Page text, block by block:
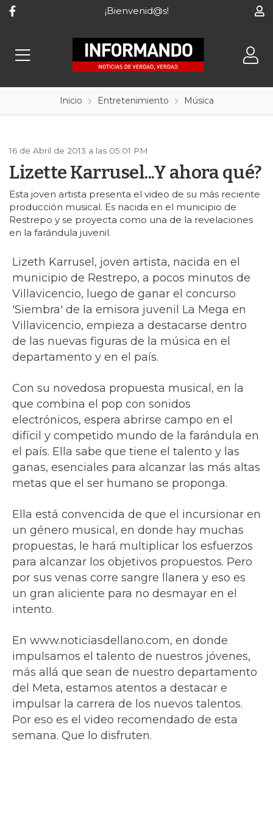
¡Bienvenid@s!
Inicio Entretenimiento Música
16 de Abril de 2013 a las 05:01 PM
Lizette Karrusel...Y ahora qué?
Esta joven artista presenta el video de su más reciente
producción musical. Es nacida en el municipio de
Restrepo y se proyecta como una de la revelaciones
en la farándula juvenil.
Lizeth Karrusel, joven artista, nacida en el
municipio de Restrepo, a pocos minutos de
Villavicencio, luego de ganar el concurso
'Siembra' de la emisora juvenil La Mega en
Villavicencio, empieza a destacarse dentro
de las nuevas figuras de la música en el
departamento y en el país.
Con su novedosa propuesta musical, en la
que combina el pop con sonidos
electrónicos, espera abrirse campo en el
difícil y competido mundo de la farándula en
el país. Ella sabe que tiene el talento y las
ganas, esenciales para alcanzar las más altas
metas que el ser humano se proponga.
Ella está convencida de que el incursionar en
un género musical, en donde hay muchas
propuestas, le hará multiplicar los esfuerzos
para alcanzar los objetivos propuestos. Pero
por sus venas corre sangre llanera y eso es
un gran aliciente para no desmayar en el
intento.
En www.noticiasdellano.com, en donde
impulsamos el talento de nuestros jóvenes,
más allá que sean de nuestro departamento
del Meta, estamos atentos a destacar e
impulsar la carrera de los nuevos talentos.
Por eso es el video recomendado de esta
semana. Que lo disfruten.